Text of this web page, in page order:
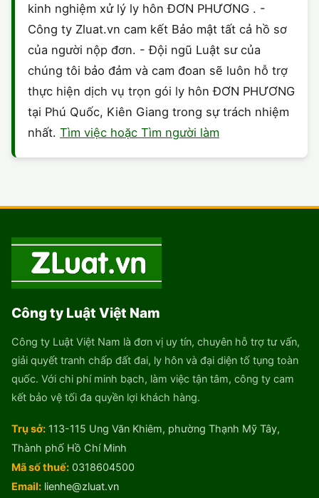
kinh nghiệm xử lý ly hôn ĐƠN PHƯƠNG . -
Công ty Zluat.vn cam kết Bảo mật tất cả hồ sơ
của người nộp đơn. - Đội ngũ Luật sư của
chúng tôi bảo đảm và cam đoan sẽ luôn hỗ trợ
thực hiện dịch vụ trọn gói ly hôn ĐƠN PHƯƠNG
tại Phú Quốc, Kiên Giang trong sự trách nhiệm
nhất. Tìm việc hoặc Tìm người làm
Công ty Luật Việt Nam
Công ty Luật Việt Nam là đơn vị uy tín, chuyên hỗ trợ tư vấn,
giải quyết tranh chấp đất đai, ly hôn và đại diện tố tụng toàn
quốc. Với chi phí minh bạch, làm việc tận tâm, công ty cam
kết bảo vệ tối đa quyền lợi khách hàng.
Trụ sở: 113-115 Ung Văn Khiêm, phường Thạnh Mỹ Tây,
Thành phố Hồ Chí Minh
Mã số thuế: 0318604500
Email: lienhe@zluat.vn